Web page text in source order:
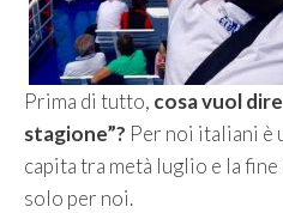
Prima di tutto, cosa vuol
stagione”? Per noi italiani è
capita tra metà luglio e la
solo per noi.